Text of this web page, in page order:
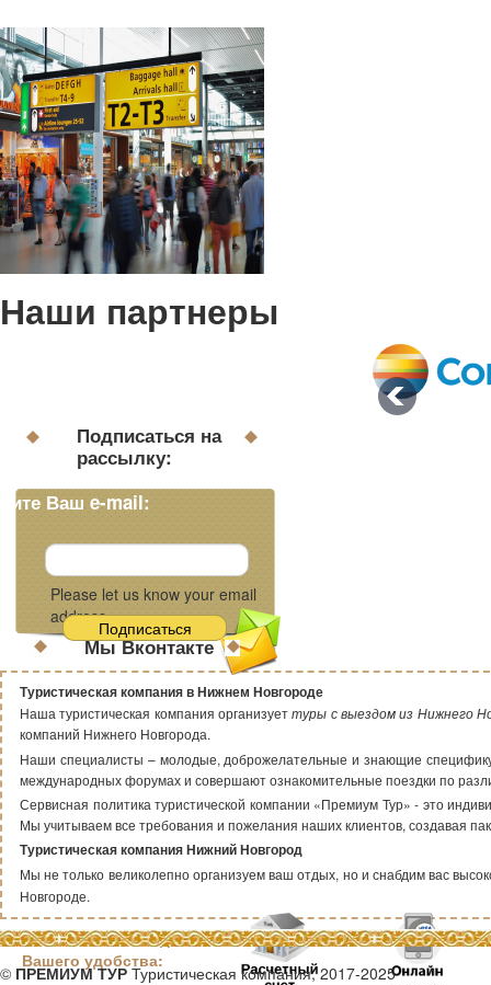
Наши партнеры
Подписаться на
рассылку:
Ваш e-mail:
Please let us know your email
address.
Мы Вконтакте
Туристическая компания в Нижнем Новгороде
Наша туристическая компания организуеттуры с выездом из Нижнего
компаний Нижнего Новгорода.
Наши специалисты – молодые, доброжелательные и знающие специфику
международных форумах и совершают ознакомительные поездки по
Сервисная политика туристической компании «Премиум Тур» - это
Мы учитываем все требования и пожелания наших клиентов, создавая
Туристическая компания Нижний Новгород
Мы не только великолепно организуем ваш отдых, но и снабдим вас
Новгороде.
Способы оплаты для
Вашего удобства:
© ПРЕМИУМ ТУРТуристическая компания, 2017-2025